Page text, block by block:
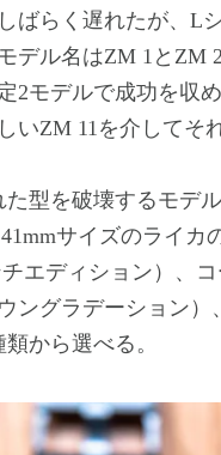
ばらく遅れたが、L
デル名はZM 1とZM
2モデルで成功を収
ZM 11を介してそ
型を破壊するモデ
サイズのライカ
エディション）、
ングラデーション）
から選べる。